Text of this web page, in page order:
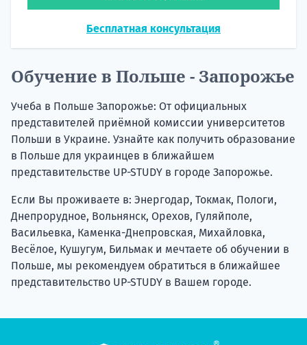
Бесплатная консультация
Обучение в Польше - Запорожье
Учеба в Польше Запорожье: От официальных
представителей приёмной комиссии университетов
Польши в Украине. Узнайте как получить образование
в Польше для украинцев в ближайшем
представительстве UP-STUDY в городе Запорожье.
Если Вы проживаете в: Энергодар, Токмак, Пологи,
Днепрорудное, Вольнянск, Орехов, Гуляйполе,
Васильевка, Каменка-Днепровская, Михайловка,
Весёлое, Кушугум, Бильмак и мечтаете об обучении в
Польше, мы рекомендуем обратиться в ближайшее
представительство UP-STUDY в Вашем городе.